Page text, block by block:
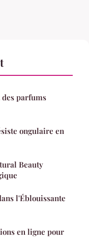
parfums
ongulaire en
Beauty
l'Éblouissante
en ligne pour